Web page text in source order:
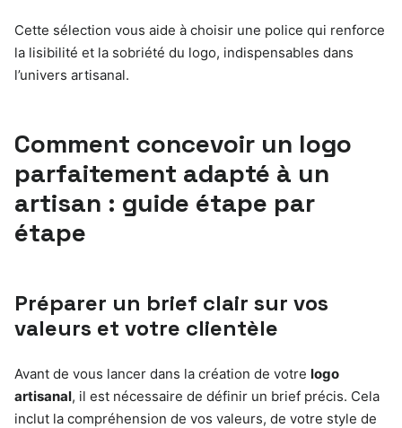
Cette sélection vous aide à choisir une police qui renforce
la lisibilité et la sobriété du logo, indispensables dans
l’univers artisanal.
Comment concevoir un logo
parfaitement adapté à un
artisan : guide étape par
étape
Préparer un brief clair sur vos
valeurs et votre clientèle
Avant de vous lancer dans la création de votre logo
artisanal, il est nécessaire de définir un brief précis. Cela
inclut la compréhension de vos valeurs, de votre style de